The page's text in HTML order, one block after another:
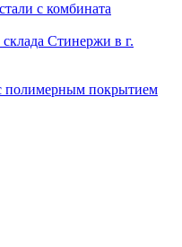
с комбината
Стинержи в г.
полимерным покрытием